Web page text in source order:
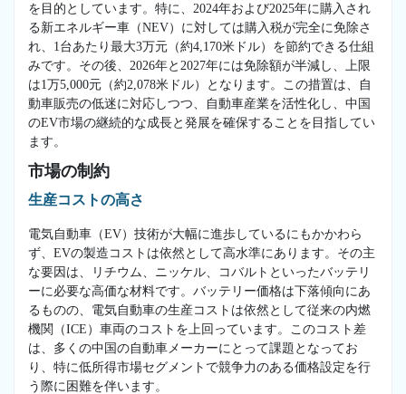
を目的としています。特に、2024年および2025年に購入され
る新エネルギー車（NEV）に対しては購入税が完全に免除さ
れ、1台あたり最大3万元（約4,170米ドル）を節約できる仕組
みです。その後、2026年と2027年には免除額が半減し、上限
は1万5,000元（約2,078米ドル）となります。この措置は、自
動車販売の低迷に対応しつつ、自動車産業を活性化し、中国
のEV市場の継続的な成長と発展を確保することを目指してい
ます。
市場の制約
生産コストの高さ
電気自動車（EV）技術が大幅に進歩しているにもかかわら
ず、EVの製造コストは依然として高水準にあります。その主
な要因は、リチウム、ニッケル、コバルトといったバッテリ
ーに必要な高価な材料です。バッテリー価格は下落傾向にあ
るものの、電気自動車の生産コストは依然として従来の内燃
機関（ICE）車両のコストを上回っています。このコスト差
は、多くの中国の自動車メーカーにとって課題となってお
り、特に低所得市場セグメントで競争力のある価格設定を行
う際に困難を伴います。